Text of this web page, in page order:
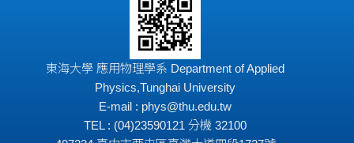
東海大學 應用物理學系 Department of Applied
Physics,Tunghai University
E-mail : phys@thu.edu.tw
TEL : (04)23590121 分機 32100